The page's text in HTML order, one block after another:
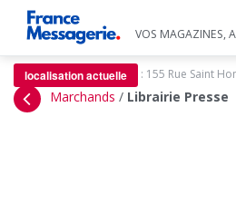
VOS MAGAZINES,
localisation actuelle : 155 Rue Saint
Marchands / Librairie Presse